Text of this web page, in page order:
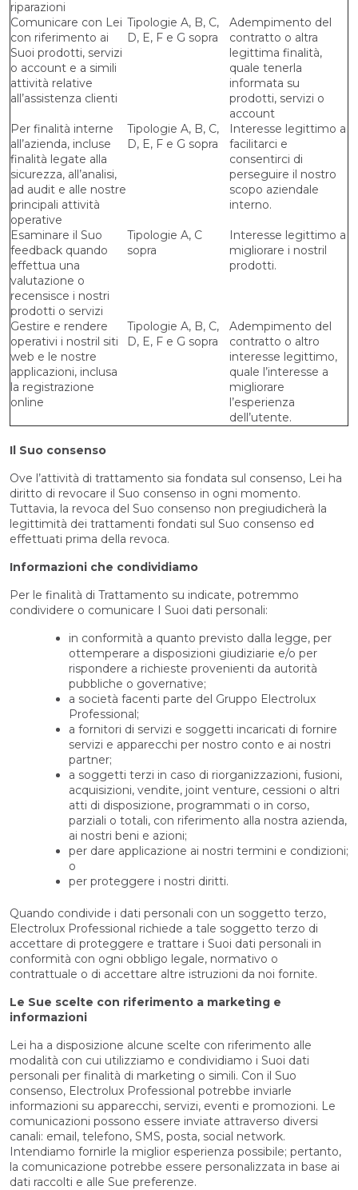
riparazioni
Comunicare con Lei
con riferimento ai
Suoi prodotti, servizi
o account e a simili
attività relative
all’assistenza clienti
Tipologie A, B, C,
D, E, F e G sopra
Adempimento del
contratto o altra
legittima finalità,
quale tenerla
informata su
prodotti, servizi o
account
Per finalità interne
all’azienda, incluse
finalità legate alla
sicurezza, all’analisi,
ad audit e alle nostre
principali attività
operative
Tipologie A, B, C,
D, E, F e G sopra
Interesse legittimo a
facilitarci e
consentirci di
perseguire il nostro
scopo aziendale
interno.
Esaminare il Suo
feedback quando
effettua una
valutazione o
recensisce i nostri
prodotti o servizi
Tipologie A, C
sopra
Interesse legittimo a
migliorare i nostril
prodotti.
Gestire e rendere
operativi i nostril siti
web e le nostre
applicazioni, inclusa
la registrazione
online
Tipologie A, B, C,
D, E, F e G sopra
Adempimento del
contratto o altro
interesse legittimo,
quale l’interesse a
migliorare
l’esperienza
dell’utente.
Il Suo consenso
Ove l’attività di trattamento sia fondata sul consenso, Lei ha
diritto di revocare il Suo consenso in ogni momento.
Tuttavia, la revoca del Suo consenso non pregiudicherà la
legittimità dei trattamenti fondati sul Suo consenso ed
effettuati prima della revoca.
Informazioni che condividiamo
Per le finalità di Trattamento su indicate, potremmo
condividere o comunicare I Suoi dati personali:
in conformità a quanto previsto dalla legge, per
ottemperare a disposizioni giudiziarie e/o per
rispondere a richieste provenienti da autorità
pubbliche o governative;
a società facenti parte del Gruppo Electrolux
Professional;
a fornitori di servizi e soggetti incaricati di fornire
servizi e apparecchi per nostro conto e ai nostri
partner;
a soggetti terzi in caso di riorganizzazioni, fusioni,
acquisizioni, vendite, joint venture, cessioni o altri
atti di disposizione, programmati o in corso,
parziali o totali, con riferimento alla nostra azienda,
ai nostri beni e azioni;
per dare applicazione ai nostri termini e condizioni;
o
per proteggere i nostri diritti.
Quando condivide i dati personali con un soggetto terzo,
Electrolux Professional richiede a tale soggetto terzo di
accettare di proteggere e trattare i Suoi dati personali in
conformità con ogni obbligo legale, normativo o
contrattuale o di accettare altre istruzioni da noi fornite.
Le Sue scelte con riferimento a marketing e
informazioni
Lei ha a disposizione alcune scelte con riferimento alle
modalità con cui utilizziamo e condividiamo i Suoi dati
personali per finalità di marketing o simili. Con il Suo
consenso, Electrolux Professional potrebbe inviarle
informazioni su apparecchi, servizi, eventi e promozioni. Le
comunicazioni possono essere inviate attraverso diversi
canali: email, telefono, SMS, posta, social network.
Intendiamo fornirle la miglior esperienza possibile; pertanto,
la comunicazione potrebbe essere personalizzata in base ai
dati raccolti e alle Sue preferenze.